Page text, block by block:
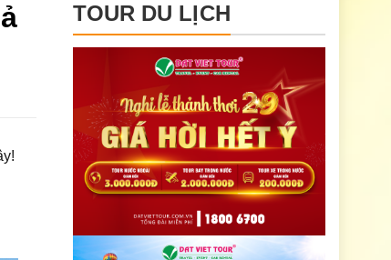
TOUR DU LỊCH